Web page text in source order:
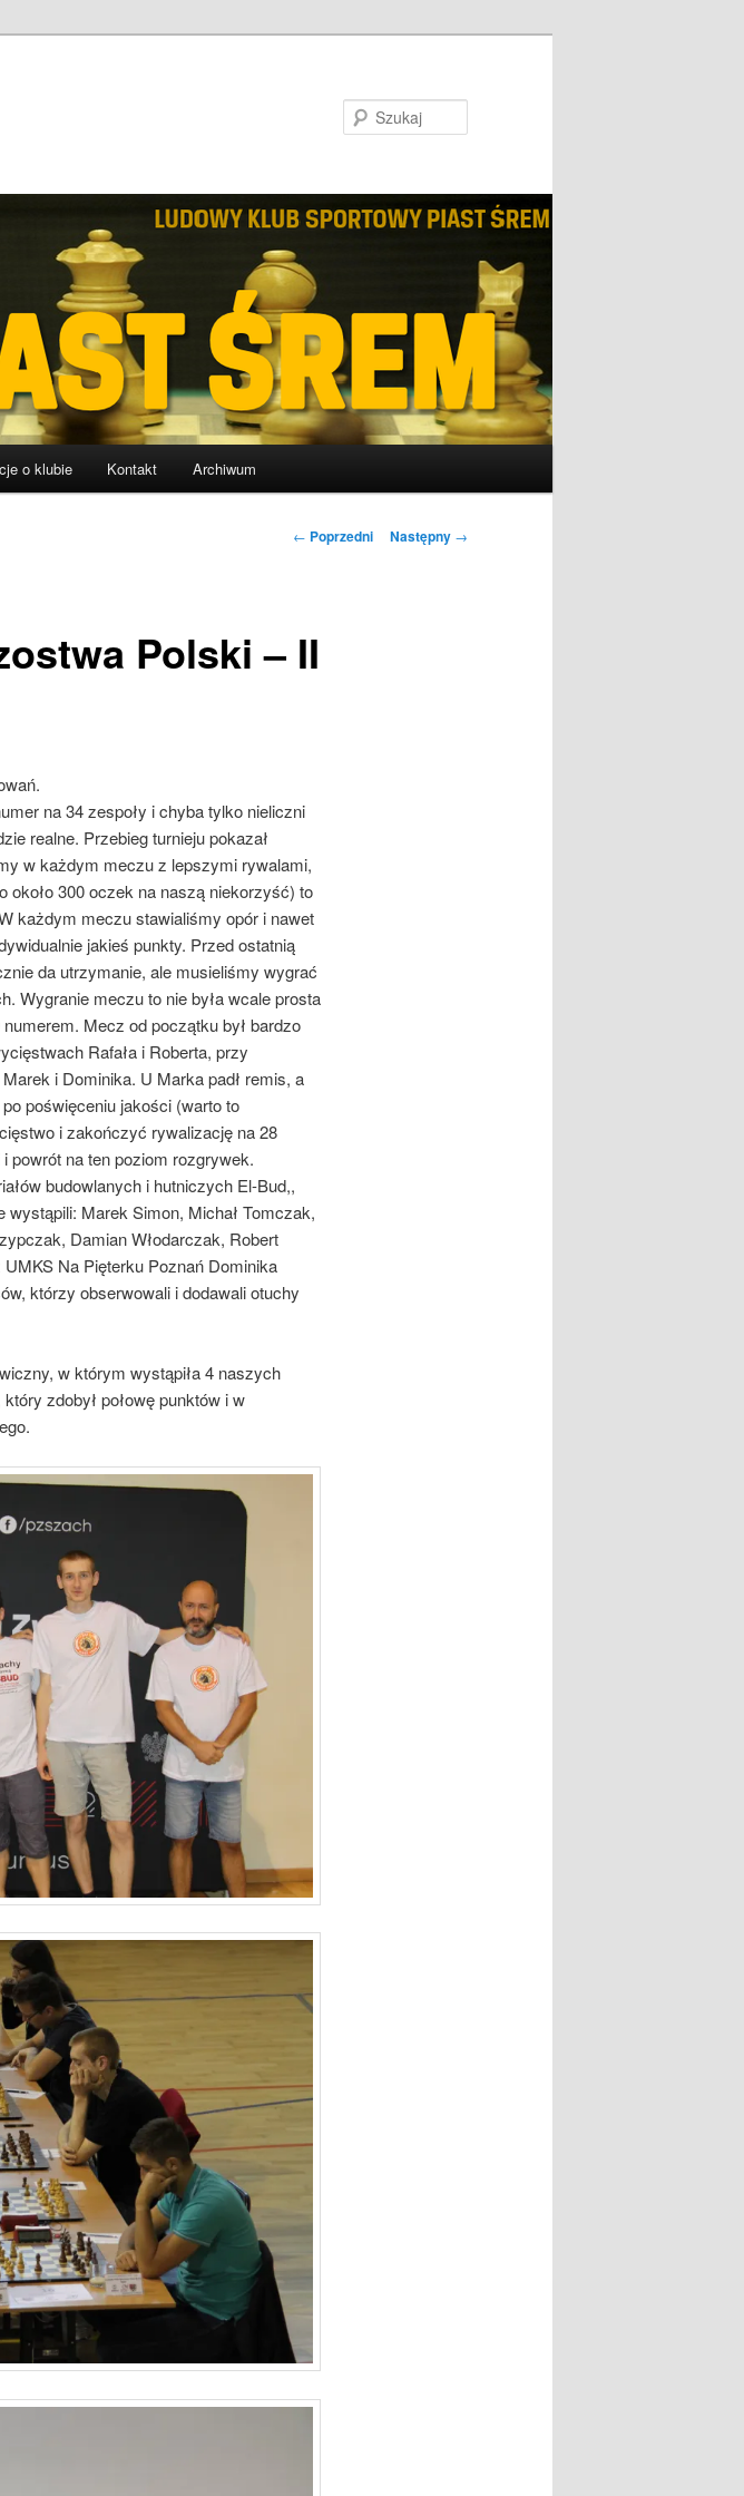
o klubie Kontakt Archiwum
Nawigacja
← Poprzedni Następny →
Polski – II
na 34 zespoły i chyba tylko nieliczni
realne. Przebieg turnieju pokazał
w każdym meczu z lepszymi rywalami,
około 300 oczek na naszą niekorzyść) to
każdym meczu stawialiśmy opór i nawet
jakieś punkty. Przed ostatnią
da utrzymanie, ale musieliśmy wygrać
Wygranie meczu to nie była wcale prosta
Mecz od początku był bardzo
Rafała i Roberta, przy
i Dominika. U Marka padł remis, a
poświęceniu jakości (warto to
i zakończyć rywalizację na 28
powrót na ten poziom rozgrywek.
budowlanych i hutniczych El-Bud,,
wystąpili: Marek Simon, Michał Tomczak,
Damian Włodarczak, Robert
Na Pięterku Poznań Dominika
którzy obserwowali i dodawali otuchy
w którym wystąpiła 4 naszych
zdobył połowę punktów i w